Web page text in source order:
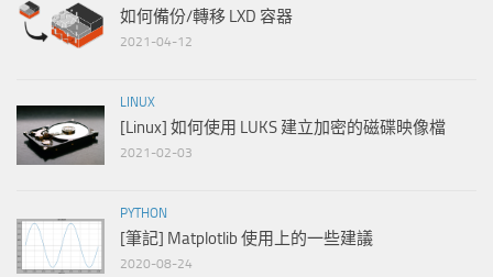
如何備份/轉移 LXD 容器
2021-04-12
LINUX
[Linux] 如何使用 LUKS 建立加密的磁碟映像檔
2021-02-03
PYTHON
[筆記] Matplotlib 使用上的一些建議
2020-08-24